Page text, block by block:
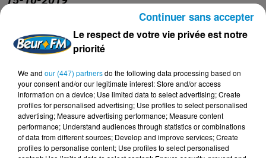
AVS
Le respect de votre vie privée est notre
priorité
We and our (447) partnersdo the following data processing based on
your consent and/or our legitimate interest: Store and/or access
information on a device; Use limited data to select advertising; Create
profiles for personalised advertising; Use profiles to select personalised
advertising; Measure advertising performance; Measure content
performance; Understand audiences through statistics or combinations
of data from different sources; Develop and improve services; Create
profiles to personalise content; Use profiles to select personalised
Continuer sans accepter